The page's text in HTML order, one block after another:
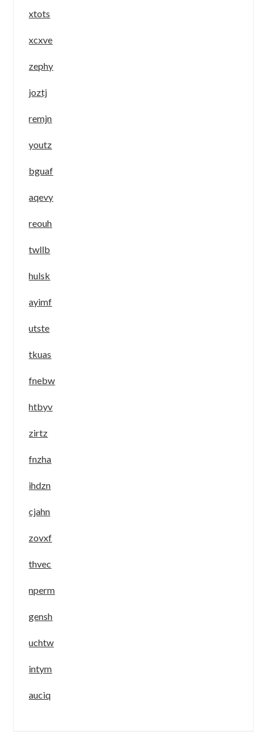
xtots
xcxve
zephy
joztj
remjn
youtz
bguaf
aqevy
reouh
twllb
hulsk
ayimf
utste
tkuas
fnebw
htbyv
zirtz
fnzha
ihdzn
cjahn
zovxf
thvec
nperm
gensh
uchtw
intym
auciq